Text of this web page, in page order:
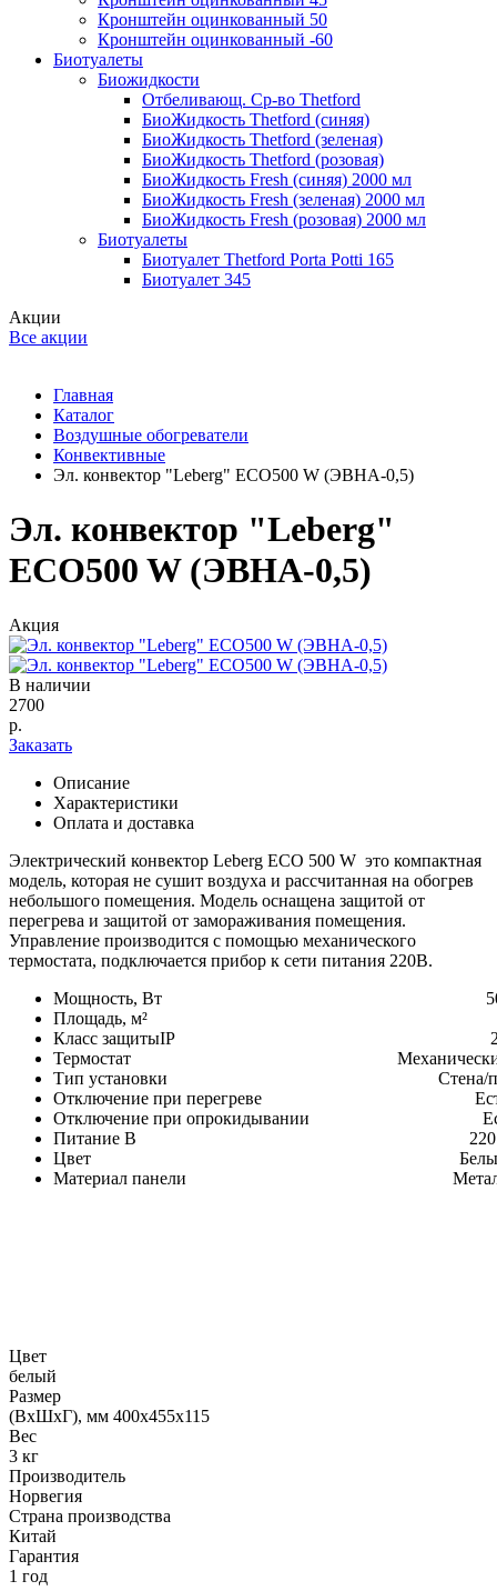
Кронштейн оцинкованный 50
Кронштейн оцинкованный -60
Биотуалеты
Биожидкости
Отбеливающ. Ср-во Thetford
БиоЖидкость Thetford (синяя)
БиоЖидкость Thetford (зеленая)
БиоЖидкость Thetford (розовая)
БиоЖидкость Fresh (синяя) 2000 мл
БиоЖидкость Fresh (зеленая) 2000 мл
БиоЖидкость Fresh (розовая) 2000 мл
Биотуалеты
Биотуалет Thetford Porta Potti 165
Биотуалет 345
Акции
Все акции
Главная
Каталог
Воздушные обогреватели
Конвективные
Эл. конвектор "Leberg" ECO500 W (ЭВНА-0,5)
Эл. конвектор "Leberg"
ECO500 W (ЭВНА-0,5)
Акция
В наличии
2700
р.
Заказать
Описание
Характеристики
Оплата и доставка
Электрический конвектор Leberg ECO 500 W это компактная
модель, которая не сушит воздуха и рассчитанная на обогрев
небольшого помещения. Модель оснащена защитой от
перегрева и защитой от замораживания помещения.
Управление производится с помощью механического
термостата, подключается прибор к сети питания 220В.
Mощность, Вт
Площадь, м²
Класс защитыIP
Термостат
Тип установки Стена/
Отключение при перегреве
Отключение при опрокидывании
Питание В 220
Цвет
Материал панели
Цвет
белый
Размер
(ВxШxГ), мм 400х455х115
Вес
3 кг
Производитель
Норвегия
Страна производства
Китай
Гарантия
1 год